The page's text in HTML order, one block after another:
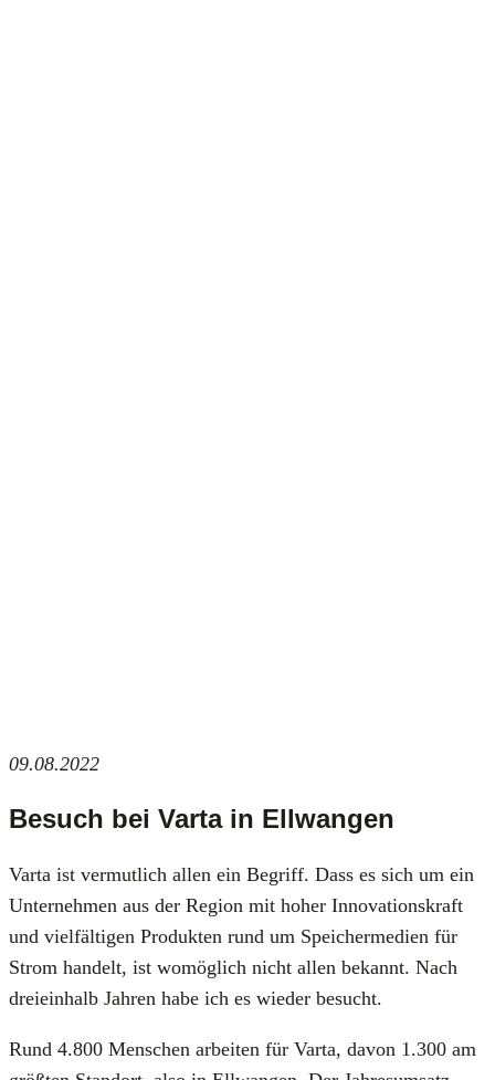
09.08.2022
Besuch bei Varta in Ellwangen
Var­ta ist ver­mut­lich allen ein Begriff. Dass es sich um ein
Unter­neh­men aus der Regi­on mit hoher Inno­va­ti­ons­kraft
und viel­fäl­ti­gen Pro­duk­ten rund um Spei­cher­me­di­en für
Strom han­delt, ist womög­lich nicht allen bekannt. Nach
drei­ein­halb Jah­ren habe ich es wie­der besucht.
Rund 4.800 Men­schen arbei­ten für Var­ta, davon 1.300 am